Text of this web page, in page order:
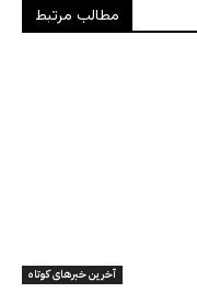
مطالب مرتبط
آخرین خبرهای کوتاه